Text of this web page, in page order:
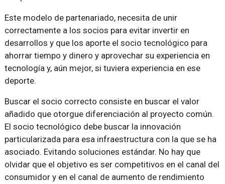
Este modelo de partenariado, necesita de unir
correctamente a los socios para evitar invertir en
desarrollos y que los aporte el socio tecnológico para
ahorrar tiempo y dinero y aprovechar su experiencia en
tecnología y, aún mejor, si tuviera experiencia en ese
deporte.
Buscar el socio correcto consiste en buscar el valor
añadido que otorgue diferenciación al proyecto común.
El socio tecnológico debe buscar la innovación
particularizada para esa infraestructura con la que se ha
asociado. Evitando soluciones estándar. No hay que
olvidar que el objetivo es ser competitivos en el canal del
consumidor y en el canal de aumento de rendimiento